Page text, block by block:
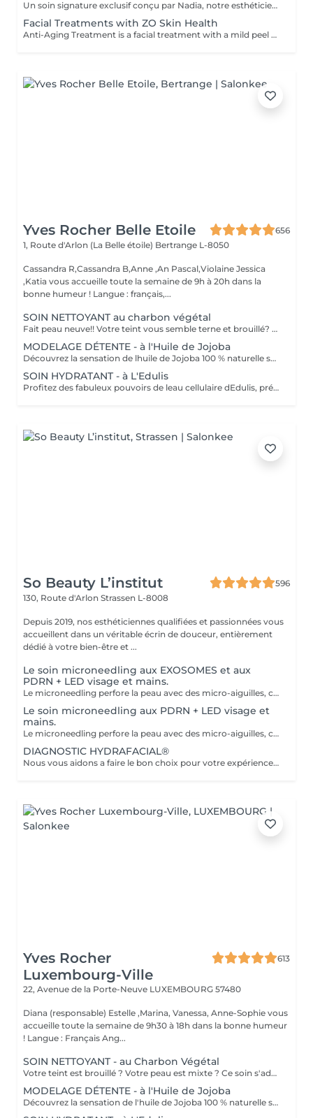
Un soin signature exclusif conçu par Nadia, notre esthéticienne, spécialement dédié aux zones délicates du contour des yeux et du cou. Ce traitement procure une hydratation intense et améliore l'élasticité de la peau, contribuant à restaurer sa fermeté, sa souplesse et un aspect visiblement plus frais et revitalisé. Le soin aide à atténuer l'apparence des ridules, apporte un léger effet éclaircissant au contour des yeux et offre un effet liftant naturel pour un regard reposé et une apparence plus jeune. Une autre option associe ce soin intensif hydratant pour les yeux et le cou à un soin complet du visage, pour une expérience de beauté encore plus complète et des résultats optimaux.
Facial Treatments with ZO Skin Health
Anti-Aging Treatment is a facial treatment with a mild peel designed to restore hydration, smooth dry, rough texture, soften lines and strengthen skin to prevent future aging and skin damage. Redness Treatment is a facial treatment with a mild peel designed to calm skin and minimize symptoms associated with red, sensitized skin, including rosacea. Ultra Hydration Treatment is a facial treatment with a mild peel designed to soothe skin and restore hydration in dry, dehydrated skin. Skin Brightening Treatment is a facial treatment with a mild peel designed to target mild discoloration and restore a more even skin tone. Acne + Oil Control Treatment is a facial treatment with a mild peel to decongest pores, absorb excess surface oil, target blemishes and prevent future breakouts. Enzyme Facial Treatment is a gentle, effective facial treatment with enzymatic exfoliation to revive dull skin, replenish hydration, soothe skin and restore healthy skin barrier to strengthen skin. Stimulator Peel is the perfect lunchtime peel, gentle enough for all skin types. An effective blend of AHAs provide immediately healthier, glowing skin with no downtime. Added antioxidants and anti-irritants neutralize free radicals and calm the skin.
Yves Rocher Belle Etoile
656
1, Route d'Arlon (La Belle étoile) Bertrange L-8050
Cassandra R,Cassandra B,Anne ,An Pascal,Violaine Jessica
,Katia vous accueille toute la semaine de 9h à 20h dans la
bonne humeur ! Langue : français,...
SOIN NETTOYANT au charbon végétal
Fait peau neuve!! Votre teint vous semble terne et brouillé? vous ressentez le besoin de nettoyer votre peau ?.Ce soin nettoyant s'adresse à vous. Il permettra de traiter votre peau sans la décaper. Purifié et detoxifiie votre visage retrouve un teint unifié, frais et lumineux. Une vraie bouffée d'oxygène pour votre peau !! Idéal pour les peaux mixtes à Grasses
MODELAGE DÉTENTE - à l'Huile de Jojoba
Découvrez la sensation de lhuile de Jojoba 100 % naturelle sur votre peau. Nourrie, votre peau retrouve tout son confort. Libéré de ses tensions grâce aux mains habiles de notre esthéticienne, votre visage est détendu. Bénéfices : Nourrie, votre peau retrouve tout son confort.
SOIN HYDRATANT - à L'Edulis
Profitez des fabuleux pouvoirs de leau cellulaire dEdulis, précieuse source dhydratation continue. Après la brumisation du Sérum concentré en eau cellulaire, le Masque Crème ressourçant se transforme en une texture soyeuse qui fond sur votre peau sous le délicat modelage de notre esthéticienne. Bénéfices : Gorgée deau, votre peau retrouve douceur, souplesse et éclat. Retrouvez le confort dune peau hydratée en continu.
So Beauty L’institut
596
130, Route d'Arlon Strassen L-8008
Depuis 2019, nos esthéticiennes qualifiées et passionnées vous
accueillent dans un véritable écrin de douceur, entièrement
dédié à votre bien-être et ...
Le soin microneedling aux EXOSOMES et aux
PDRN + LED visage et mains.
Le microneedling perfore la peau avec des micro-aiguilles, créant des micro-canaux qui permettent à un sérum actif (PDRN ou exosomes) de pénétrer en profondeur dans le derme. C'est ce qu'on appelle un soin « biostimulateur » : on ne remplit pas, on stimule la peau pour qu'elle se régénère elle-même. L'association des exosomes et du PDRN (Polydésoxyribonucléotide) est une révolution anti-âge. Il représente le protocole de régénération cutanée le plus avancé en médecine esthétique. Cette synergie permet de stimuler le renouvellement cellulaire de façon accélérée, d'atténuer les cicatrices et de lifter le teint sans chirurgie. C'est une synergie régénératrice puissante, ces deux actifs maximisent la réparation tissulaire et l'éclat du teint. Idéale pour les peaux: matures , avec des dommages solaires importants, des cicatrices, une perte de fermeté. Soin plus puissant que le PDRN . Pour optimiser les effets du soin, nous appliquerons la lumière LED sur le visage. Profitez, également, d'un traitement anti-âge à la lumière Led pour les mains.
Le soin microneedling aux PDRN + LED visage et
mains.
Le microneedling perfore la peau avec des micro-aiguilles, créant des micro-canaux qui permettent à un sérum actif (PDRN ou exosomes) de pénétrer en profondeur dans le derme. C'est ce qu'on appelle un soin « biostimulateur » : on ne remplit pas, on stimule la peau pour qu'elle se régénère elle-même. Tandis que le sérum PDRN pénètre profondément pour stimuler la réparation cellulaire, accélérer la cicatrisation et booster la production de collagène. Pour optimiser les effets du soin, nous appliquerons la lumière LED sur le visage. Profitez, également, d'un traitement anti-âge à la lumière Led pour les mains.
DIAGNOSTIC HYDRAFACIAL®
Nous vous aidons a faire le bon choix pour votre expérience HYDRAFACIAL®
Yves Rocher
Luxembourg-Ville
613
22, Avenue de la Porte-Neuve LUXEMBOURG 57480
Diana (responsable) Estelle ,Marina, Vanessa, Anne-Sophie vous
accueille toute la semaine de 9h30 à 18h dans la bonne humeur
! Langue : Français Ang...
SOIN NETTOYANT - au Charbon Végétal
Votre teint est brouillé ? Votre peau est mixte ? Ce soin s'adresse à vous. Votre peau est nettoyée par une exfoliation douce, sous vapeur, complétée par une extraction des comédons. Pour finir, l'application d'un masque purifie la zone médiane (front, nez, menton), et hydrate le reste de votre visage. Bénéfices : Detoxifié et hydraté, votre visage retrouve un teint unifié, frais et lumineux.
MODELAGE DÉTENTE - à l'Huile de Jojoba
Découvrez la sensation de l'huile de Jojoba 100 % naturelle sur votre peau. Nourrie, votre peau retrouve tout son confort. Libéré de ses tensions grâce aux mains habiles de notre esthéticienne, votre visage est détendu. Bénéfices : Nourrie, votre peau retrouve tout son confort.